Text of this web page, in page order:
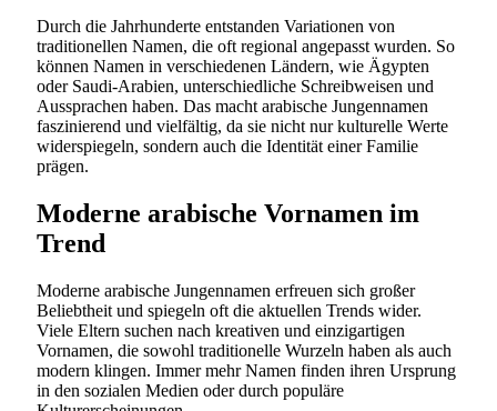
Durch die Jahrhunderte entstanden Variationen von
traditionellen Namen, die oft regional angepasst wurden. So
können Namen in verschiedenen Ländern, wie Ägypten
oder Saudi-Arabien, unterschiedliche Schreibweisen und
Aussprachen haben. Das macht arabische Jungennamen
faszinierend und vielfältig, da sie nicht nur kulturelle Werte
widerspiegeln, sondern auch die Identität einer Familie
prägen.
Moderne arabische Vornamen im
Trend
Moderne arabische Jungennamen erfreuen sich großer
Beliebtheit und spiegeln oft die aktuellen Trends wider.
Viele Eltern suchen nach kreativen und einzigartigen
Vornamen, die sowohl traditionelle Wurzeln haben als auch
modern klingen. Immer mehr Namen finden ihren Ursprung
in den sozialen Medien oder durch populäre